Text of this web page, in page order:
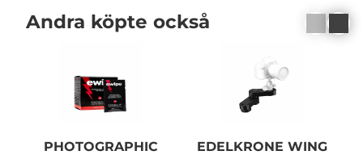
Andra köpte också
PHOTOGRAPHIC
EDELKRONE WING